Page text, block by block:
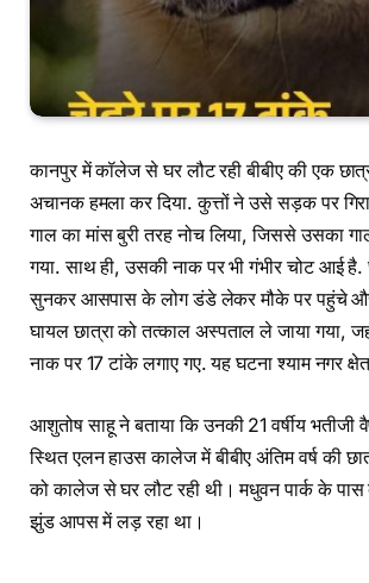
कानपुर में कॉलेज से घर लौट रही बीबीए की एक
अचानक हमला कर दिया. कुत्तों ने उसे सड़क पर
गाल का मांस बुरी तरह नोच लिया, जिससे उसका
गया. साथ ही, उसकी नाक पर भी गंभीर चोट आई है.
सुनकर आसपास के लोग डंडे लेकर मौके पर पहुंचे और
घायल छात्रा को तत्काल अस्पताल ले जाया गया,
नाक पर 17 टांके लगाए गए. यह घटना श्याम नगर
आशुतोष साहू ने बताया कि उनकी 21 वर्षीय भतीजी
स्थित एलन हाउस कालेज में बीबीए अंतिम वर्ष की
को कालेज से घर लौट रही थी। मधुवन पार्क के पास
झुंड आपस में लड़ रहा था।